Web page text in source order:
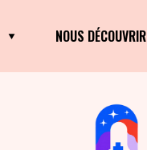
NOUS DÉCOUVRIR